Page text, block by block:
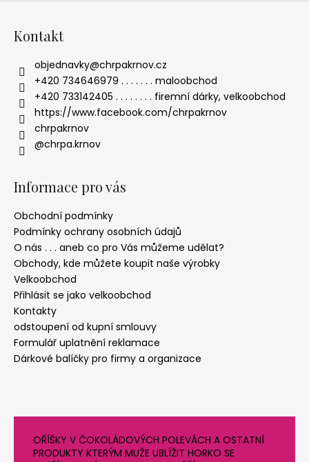
Kontakt
objednavky@chrpakrnov.cz
+420 734646979 . . . . . . . maloobchod
+420 733142405 . . . . . . . . firemní dárky, velkoobchod
https://www.facebook.com/chrpakrnov
chrpakrnov
@chrpa.krnov
Informace pro vás
Obchodní podmínky
Podmínky ochrany osobních údajů
O nás . . . aneb co pro Vás můžeme udělat?
Obchody, kde můžete koupit naše výrobky
Velkoobchod
Přihlásit se jako velkoobchod
Kontakty
odstoupení od kupní smlouvy
Formulář uplatnění reklamace
Dárkové balíčky pro firmy a organizace
OŘÍŠKY V ČOKOLÁDOVÝCH POLEVÁCH A OSTATNÍ
PRODUKTY KTERÝM MUŽE UBLÍŽIT HORKO SE